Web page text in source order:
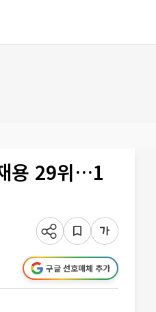
용 29위…1
구글 선호매체 추가